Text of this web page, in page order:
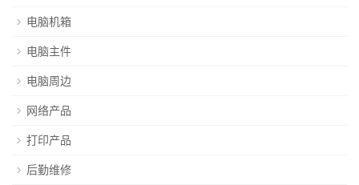
电脑机箱
电脑主件
电脑周边
网络产品
打印产品
后勤维修